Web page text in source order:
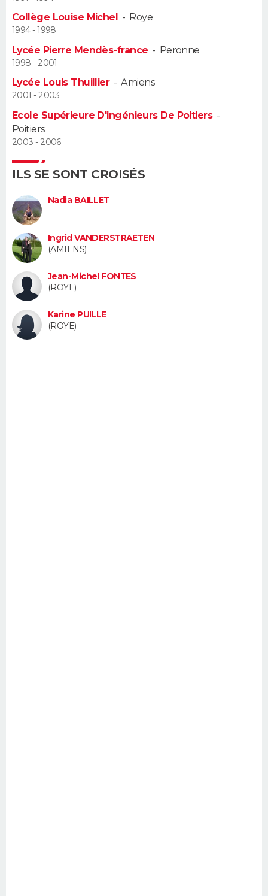
Alimentation
Guide de la santé
Maladies
Médicaments
Sommeil
VOYAGE
Destinations
City break
Voyage nature
Voyage de noces
Forum
Climat
+
PHOTO
GUIDES D'ACHAT
BONS PLANS
CARTE DE VOEUX
Carte de Noël
Carte Bonne année
Carte Saint-Valentin
Carte Pâques
Carte d'anniversaire
PROGRAMME TV
COPAINS D'AVANT
S'inscrire
Se connecter
Lycées
Collèges
Primaires
Universités
Entreprises
Service militaire
Avis de recherche
AVIS DE DÉCÈS
FORUM
Bricolage
Lifestyle
Culture
Sport
Auto
Television
Voyage
Cinema
Collège Louise Michel - Roye
1994 - 1998
Lycée Pierre Mendès-france - Peronne
1998 - 2001
Lycée Louis Thuillier-Amiens
2001 - 2003
Ecole Supérieure D'ingénieurs De Poitiers-
Poitiers
2003 - 2006
ILS SE SONT CROISÉS
Nadia BAILLET
Ingrid VANDERSTRAETEN
(AMIENS)
Jean-Michel FONTES
(ROYE)
Karine PUILLE
(ROYE)